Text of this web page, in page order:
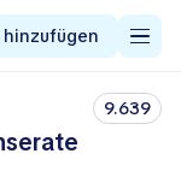
hinzufügen
9.639